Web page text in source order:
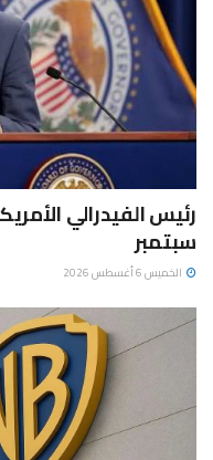
رئيس الفيدرالي
سبتمبر
الخميس 6 أغسطس 2026